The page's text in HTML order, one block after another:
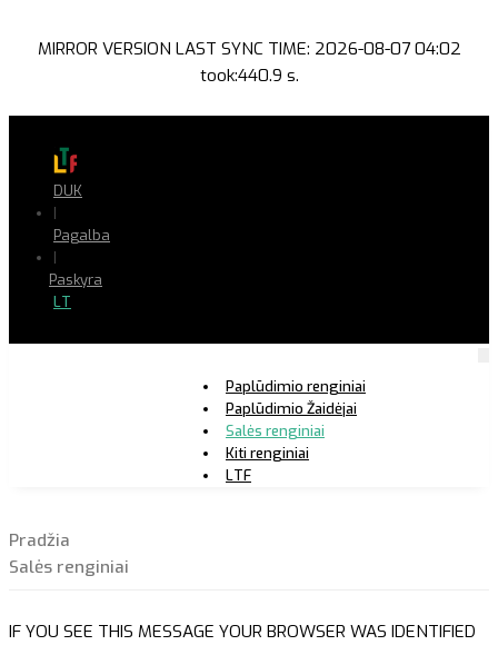
MIRROR VERSION LAST SYNC TIME: 2026-08-07 04:02
took:440.9 s.
DUK
|
Pagalba
|
Paskyra
LT
Paplūdimio renginiai
Paplūdimio Žaidėjai
Salės renginiai
Kiti renginiai
LTF
Pradžia
Salės renginiai
IF YOU SEE THIS MESSAGE YOUR BROWSER WAS IDENTIFIED